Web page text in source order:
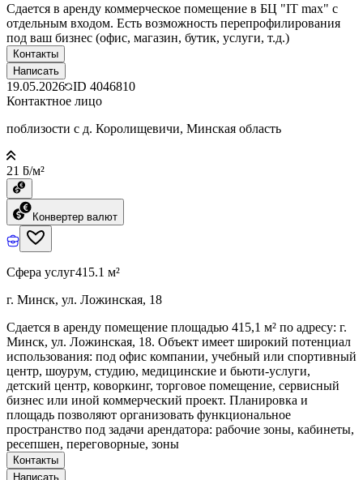
Сдается в аренду коммерческое помещение в БЦ "IT max" с
отдельным входом. Есть возможность перепрофилирования
под ваш бизнес (офис, магазин, бутик, услуги, т.д.)
Контакты
Написать
19.05.2026 ID 4046810
Контактное лицо
поблизости с д. Королищевичи, Минская область
21 ƃ/м²
Конвертер валют
Сфера услуг415.1 м²
г. Минск, ул. Ложинская, 18
Сдается в аренду помещение площадью 415,1 м² по адресу: г.
Минск, ул. Ложинская, 18. Объект имеет широкий потенциал
использования: под офис компании, учебный или спортивный
центр, шоурум, студию, медицинские и бьюти-услуги,
детский центр, коворкинг, торговое помещение, сервисный
бизнес или иной коммерческий проект. Планировка и
площадь позволяют организовать функциональное
пространство под задачи арендатора: рабочие зоны, кабинеты,
ресепшен, переговорные, зоны
Контакты
Написать